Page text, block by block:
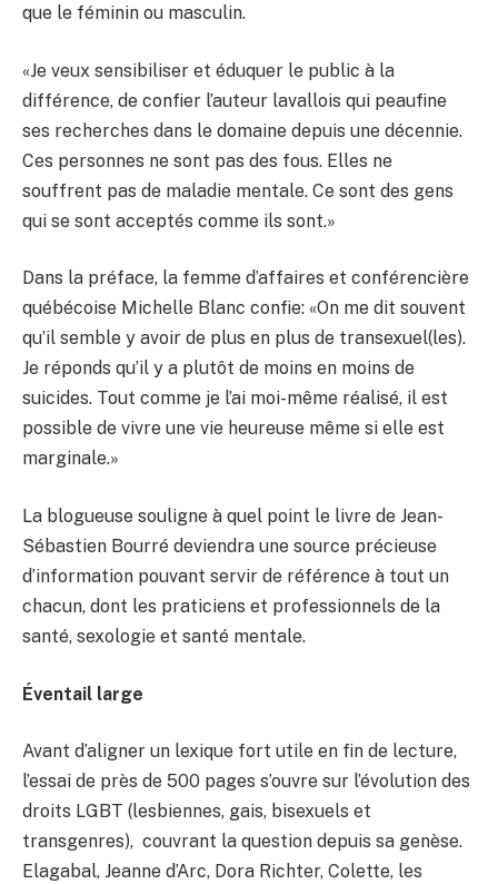
que le féminin ou masculin.
«Je veux sensibiliser et éduquer le public à la
différence, de confier l’auteur lavallois qui peaufine
ses recherches dans le domaine depuis une décennie.
Ces personnes ne sont pas des fous. Elles ne
souffrent pas de maladie mentale. Ce sont des gens
qui se sont acceptés comme ils sont.»
Dans la préface, la femme d’affaires et conférencière
québécoise Michelle Blanc confie: «On me dit souvent
qu’il semble y avoir de plus en plus de transexuel(les).
Je réponds qu’il y a plutôt de moins en moins de
suicides. Tout comme je l’ai moi-même réalisé, il est
possible de vivre une vie heureuse même si elle est
marginale.»
La blogueuse souligne à quel point le livre de Jean-
Sébastien Bourré deviendra une source précieuse
d’information pouvant servir de référence à tout un
chacun, dont les praticiens et professionnels de la
santé, sexologie et santé mentale.
Éventail large
Avant d’aligner un lexique fort utile en fin de lecture,
l’essai de près de 500 pages s’ouvre sur l’évolution des
droits LGBT (lesbiennes, gais, bisexuels et
transgenres), couvrant la question depuis sa genèse.
Elagabal, Jeanne d’Arc, Dora Richter, Colette, les